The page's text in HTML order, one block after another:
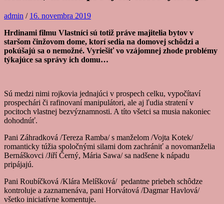
admin / 16. novembra 2019
Hrdinami filmu Vlastníci sú totiž práve majitelia bytov v
staršom činžovom dome, ktorí sedia na domovej schôdzi a
pokúšajú sa o nemožné. Vyriešiť vo vzájomnej zhode problémy
týkajúce sa správy ich domu…
Sú medzi nimi rojkovia jednajúci v prospech celku, vypočítaví
prospechári či rafinovaní manipulátori, ale aj ľudia stratení v
pocitoch vlastnej bezvýznamnosti. A títo všetci sa musia nakoniec
dohodnúť.
Pani Záhradková /Tereza Ramba/ s manželom /Vojta Kotek/
romanticky túžia spoločnými silami dom zachrániť a novomanželia
Bernáškovci /Jiří Černý, Mária Sawa/ sa nadšene k nápadu
pripájajú.
Pani Roubíčková /Klára Melíšková/ pedantne priebeh schôdze
kontroluje a zaznamenáva, pani Horvátová /Dagmar Havlová/
všetko iniciatívne komentuje.